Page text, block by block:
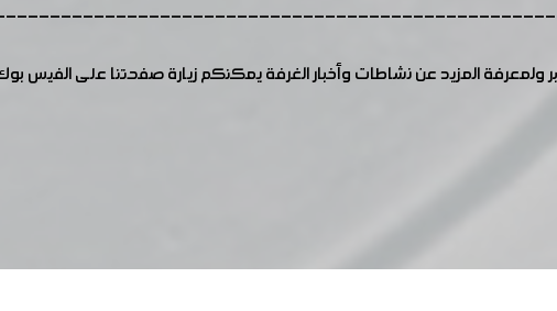
ولمعرفة المزيد عن نشاطات وأخبار الغرفة يمكنكم زيارة صفحتنا على الفيس